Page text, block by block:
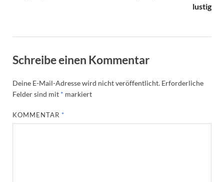
lustig
Schreibe einen Kommentar
Deine E-Mail-Adresse wird nicht veröffentlicht. Erforderliche
Felder sind mit * markiert
KOMMENTAR *